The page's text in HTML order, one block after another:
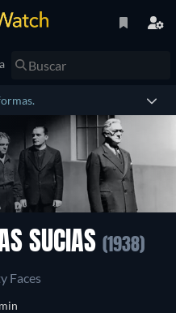
SUCIAS (1938)
Faces